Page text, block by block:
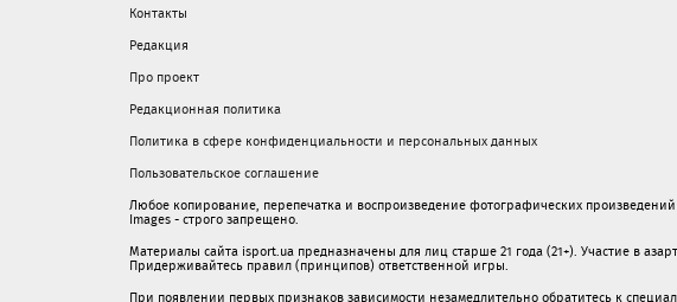
Контакты
Редакция
Про проект
Редакционная политика
Политика в сфере конфиденциальности и персональных данных
Пользовательское соглашение
Любое копирование, перепечатка и воспроизведение фотографических
Images - строго запрещено.
Материалы сайта isport.ua предназначены для лиц старше 21 года (21+). Участие в
Придерживайтесь правил (принципов) ответственной игры.
При появлении первых признаков зависимости незамедлительно обратитесь к